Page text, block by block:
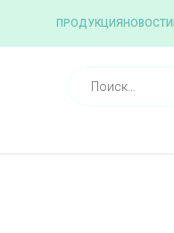
ПРОДУКЦИЯ НОВОСТИ